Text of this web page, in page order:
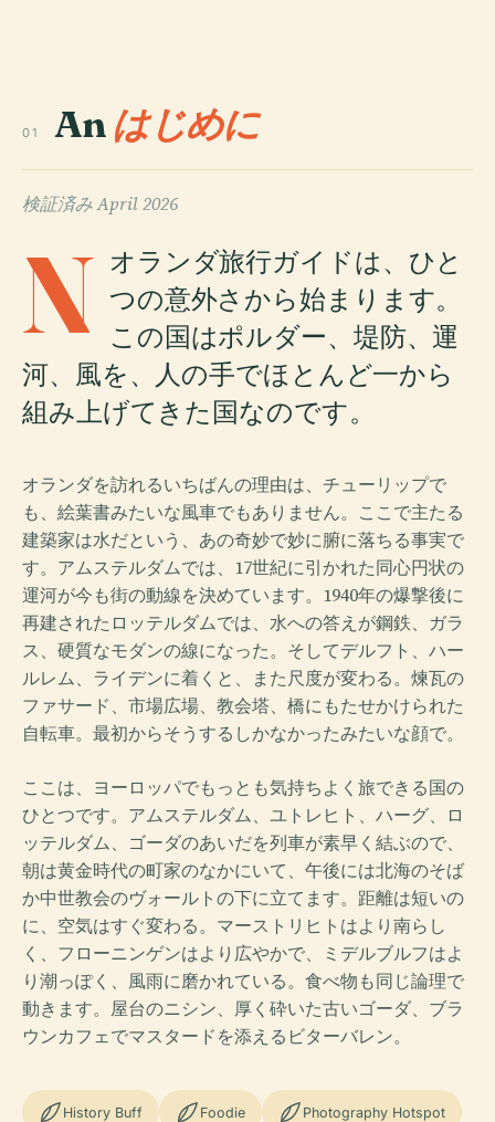
01 Anはじめに
検証済みApril 2026
N オランダ旅行ガイドは、ひと
つの意外さから始まります。
この国はポルダー、堤防、運
河、風を、人の手でほとんど一から
組み上げてきた国なのです。
オランダを訪れるいちばんの理由は、チューリップで
も、絵葉書みたいな風車でもありません。ここで主たる
建築家は水だという、あの奇妙で妙に腑に落ちる事実で
す。アムステルダムでは、17世紀に引かれた同心円状の
運河が今も街の動線を決めています。1940年の爆撃後に
再建されたロッテルダムでは、水への答えが鋼鉄、ガラ
ス、硬質なモダンの線になった。そしてデルフト、ハー
ルレム、ライデンに着くと、また尺度が変わる。煉瓦の
ファサード、市場広場、教会塔、橋にもたせかけられた
自転車。最初からそうするしかなかったみたいな顔で。
ここは、ヨーロッパでもっとも気持ちよく旅できる国の
ひとつです。アムステルダム、ユトレヒト、ハーグ、ロ
ッテルダム、ゴーダのあいだを列車が素早く結ぶので、
朝は黄金時代の町家のなかにいて、午後には北海のそば
か中世教会のヴォールトの下に立てます。距離は短いの
に、空気はすぐ変わる。マーストリヒトはより南らし
く、フローニンゲンはより広やかで、ミデルブルフはよ
り潮っぽく、風雨に磨かれている。食べ物も同じ論理で
動きます。屋台のニシン、厚く砕いた古いゴーダ、ブラ
ウンカフェでマスタードを添えるビターバレン。
History Buff Foodie Photography Hotspot